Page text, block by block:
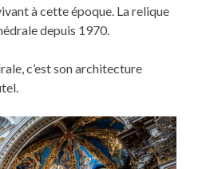
à cette époque. La relique
depuis 1970.
c’est son architecture